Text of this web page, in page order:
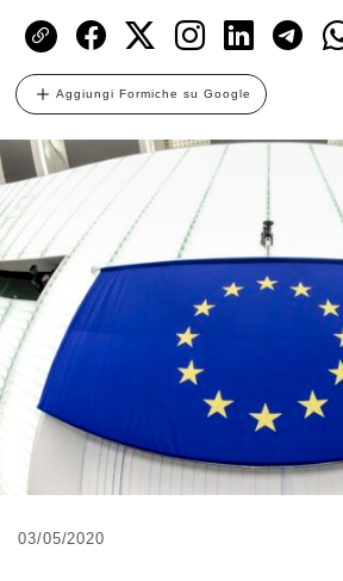
Aggiungi Formiche su Google
03/05/2020